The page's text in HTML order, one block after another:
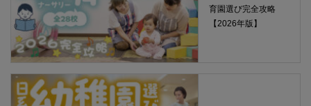
育園選び完全攻略
【2026年版】